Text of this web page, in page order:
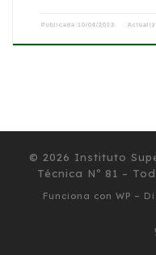
Publicada 10/04/2023
© 2026 Instituto
Técnica Nº 81 –
Funciona con WP –